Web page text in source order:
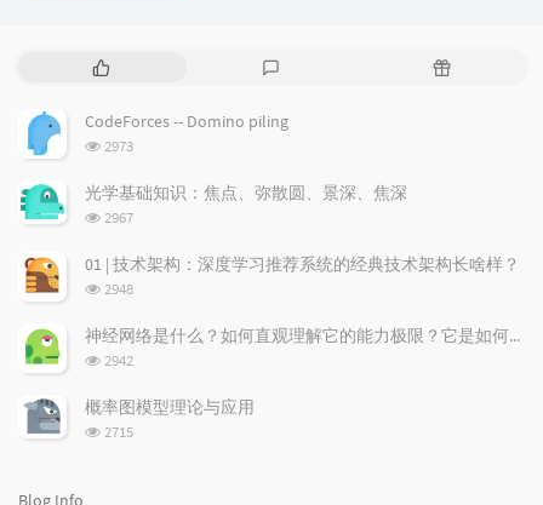
P
p
u
a
r
r
t
c
l
s
e
t
m
n
R
t
l
CodeForces -- Domino piling
浏
次
数:
2973
光学基础知识：焦点、弥散圆、景深、焦深
浏
次
数:
2967
01 | 技术架构：深度学习推荐系统的经典技术架构长啥样？
浏
次
数:
2948
神经网络是什么？如何直观理解它的能力极限？它是如何无限逼近真理？
浏
次
数:
2942
概率图模型理论与应用
浏
2715
Blog Info